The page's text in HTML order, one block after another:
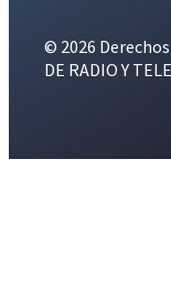
© 2026 Derechos
DE RADIO Y